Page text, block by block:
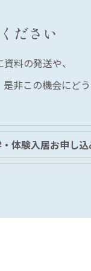
ださい
料の発送や、
是非この機会にど
体験入居お申し